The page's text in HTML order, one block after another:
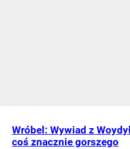
Wróbel: Wywiad z
coś znacznie gorszego